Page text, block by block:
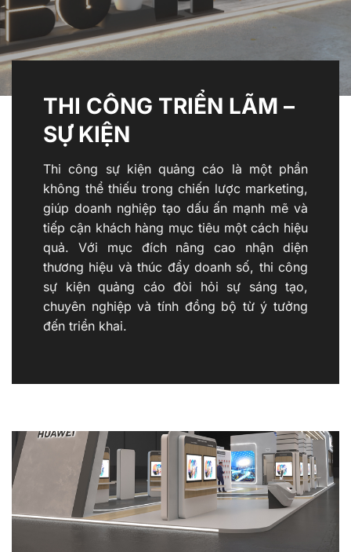
THI CÔNG TRIỂN LÃM –
SỰ KIỆN
Thi công sự kiện quảng cáo là một phần
không thể thiếu trong chiến lược marketing,
giúp doanh nghiệp tạo dấu ấn mạnh mẽ và
tiếp cận khách hàng mục tiêu một cách hiệu
quả. Với mục đích nâng cao nhận diện
thương hiệu và thúc đẩy doanh số, thi công
sự kiện quảng cáo đòi hỏi sự sáng tạo,
chuyên nghiệp và tính đồng bộ từ ý tưởng
đến triển khai.